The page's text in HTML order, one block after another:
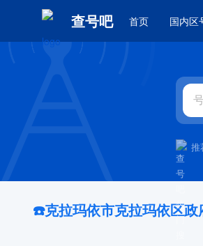
查号吧 首页 国内区
推
☎️克拉玛依市克拉玛依区政